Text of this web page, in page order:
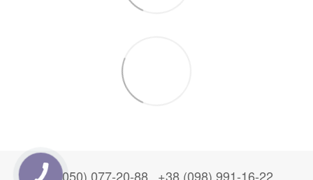
+38 (050) 077-20-88 +38 (098) 991-16-22